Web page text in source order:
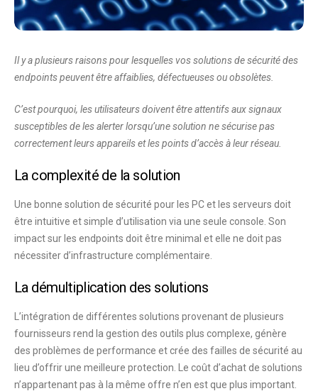
Il y a plusieurs raisons pour lesquelles vos solutions de sécurité des
endpoints peuvent être affaiblies, défectueuses ou obsolètes.
C’est pourquoi, les utilisateurs doivent être attentifs aux signaux
susceptibles de les alerter lorsqu’une solution ne sécurise pas
correctement leurs appareils et les points d’accès à leur réseau.
La complexité de la solution
Une bonne solution de sécurité pour les PC et les serveurs doit
être intuitive et simple d’utilisation via une seule console. Son
impact sur les endpoints doit être minimal et elle ne doit pas
nécessiter d’infrastructure complémentaire.
La démultiplication des solutions
L’intégration de différentes solutions provenant de plusieurs
fournisseurs rend la gestion des outils plus complexe, génère
des problèmes de performance et crée des failles de sécurité au
lieu d’offrir une meilleure protection. Le coût d’achat de solutions
n’appartenant pas à la même offre n’en est que plus important.